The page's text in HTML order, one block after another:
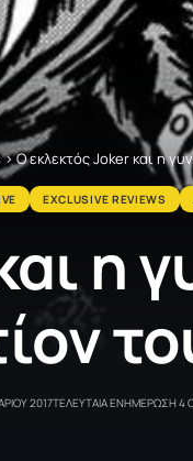
>Ο εκλεκτός Joker και η
EXCLUSIVE REVIEWS
η
2017ΤΕΛΕΥΤΑΙΑ ΕΝΗΜΕΡΩΣΗ 4